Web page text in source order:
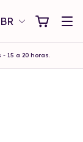
BR
15 a 20 horas.